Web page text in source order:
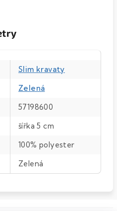
Slim kravaty
Zelená
57198600
šířka 5 cm
100% polyester
Zelená